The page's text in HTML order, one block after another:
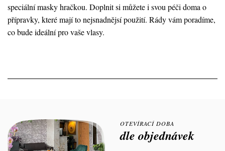
speciální masky hračkou. Doplnit si můžete i svou péči doma o
přípravky, které mají to nejsnadnějsí použití. Rády vám poradíme,
co bude ideální pro vaše vlasy.
OTEVÍRACÍ DOBA
dle objednávek